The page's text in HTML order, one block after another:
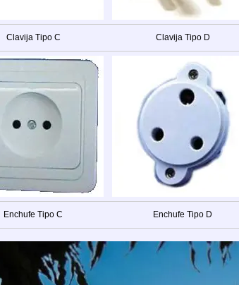
Clavija Tipo C Clavija Tipo D
Enchufe Tipo C Enchufe Tipo D